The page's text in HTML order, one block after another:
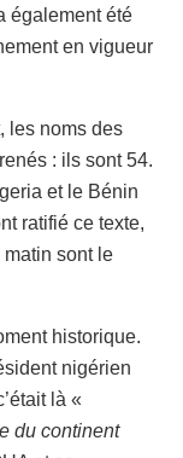
également été
en vigueur
les noms des
: ils sont 54.
et le Bénin
ratifié ce texte,
matin sont le
historique.
nigérien
là «
du continent